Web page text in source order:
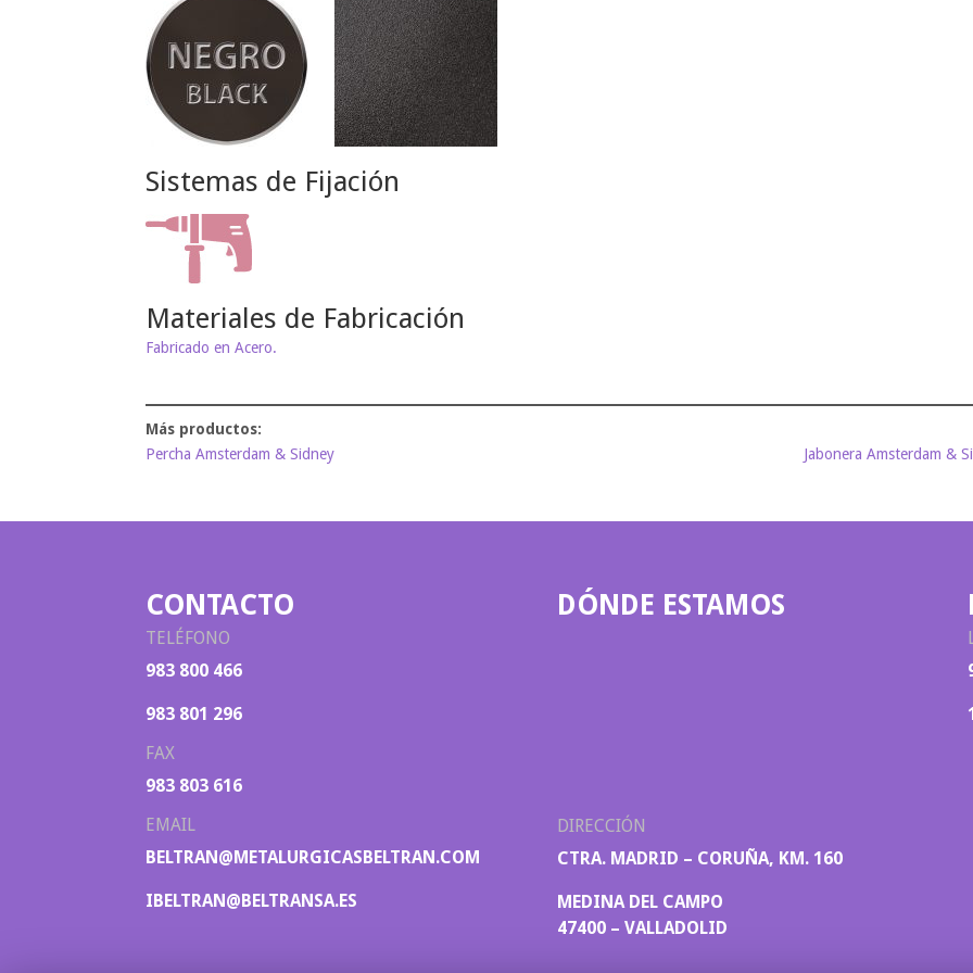
Sistemas de Fijación
Materiales de Fabricación
Fabricado en Acero.
Percha Amsterdam & Sidney Jabonera Amsterdam &
CONTACTO
TELÉFONO
983 800 466
983 801 296
FAX
983 803 616
EMAIL
BELTRAN@METALURGICASBELTRAN.COM
IBELTRAN@BELTRANSA.ES
DÓNDE ESTAMOS
DIRECCIÓN
CTRA. MADRID – CORUÑA, KM. 160
MEDINA DEL CAMPO
47400 – VALLADOLID